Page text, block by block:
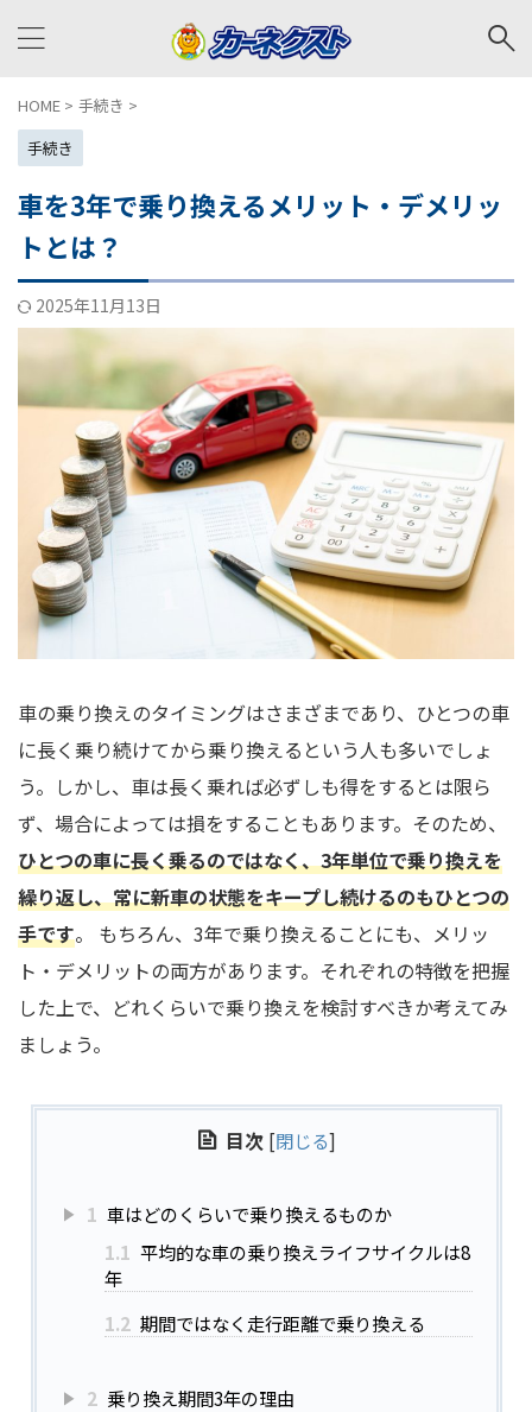
HOME > 手続き >
手続き
車を3年で乗り換えるメリット・デメリッ
トとは？
2025年11月13日
車の乗り換えのタイミングはさまざまであり、ひとつの車
に長く乗り続けてから乗り換えるという人も多いでしょ
う。しかし、車は長く乗れば必ずしも得をするとは限ら
ず、場合によっては損をすることもあります。そのため、
ひとつの車に長く乗るのではなく、3年単位で乗り換えを
繰り返し、常に新車の状態をキープし続けるのもひとつの
手です。 もちろん、3年で乗り換えることにも、メリッ
ト・デメリットの両方があります。それぞれの特徴を把握
した上で、どれくらいで乗り換えを検討すべきか考えてみ
ましょう。
目次 [閉じる]
1 車はどのくらいで乗り換えるものか
1.1 平均的な車の乗り換えライフサイクルは8
年
1.2 期間ではなく走行距離で乗り換える
2 乗り換え期間3年の理由